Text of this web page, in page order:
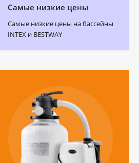
Песочный фильтр EMAUX 11000 л/ч -
FSP500-4W
Производительность (л/ч):
В НАЛИЧИИ
42 000
Самые низкие цены
Самые низкие цены на бассейны
INTEX и BESTWAY